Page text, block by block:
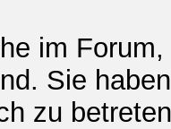
im
Sie
zu